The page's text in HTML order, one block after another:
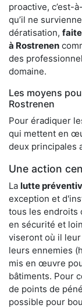
proactive, c’est-
qu’il ne
dératisation,
à Rostrenen
des
domaine.
Les moyens
Rostrenen
Pour éradiquer
qui mettent en
deux principales
Une action
La lutte
exception et
tous les endroits
en sécurité et
viseront où il
leurs ennemies
mis en œuvre
bâtiments. Pour
de points de
possible pour